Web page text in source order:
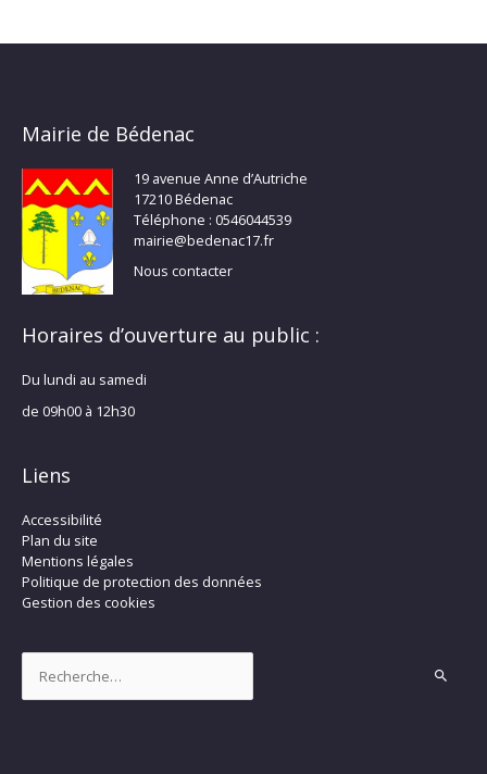
Mairie de Bédenac
19 avenue Anne d’Autriche
17210 Bédenac
Téléphone : 0546044539
mairie@bedenac17.fr
Nous contacter
Horaires d’ouverture au public :
Du lundi au samedi
de 09h00 à 12h30
Liens
Accessibilité
Plan du site
Mentions légales
Politique de protection des données
Gestion des cookies